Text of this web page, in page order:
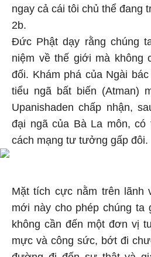
ngay cả cái tôi chủ thể đang
2b.
Đức Phật dạy rằng chúng
niệm về thế giới mà không
đối. Khám phá của Ngài
tiểu ngã bất biến (Atman)
Upanishaden chấp nhận,
đại ngã của Bà La môn, có
cách mạng tư tưởng gấp đôi.
mới này cho phép chúng ta
không cần đến một đơn vị
mực và công sức, bớt đi
đường đi đến sự thật và